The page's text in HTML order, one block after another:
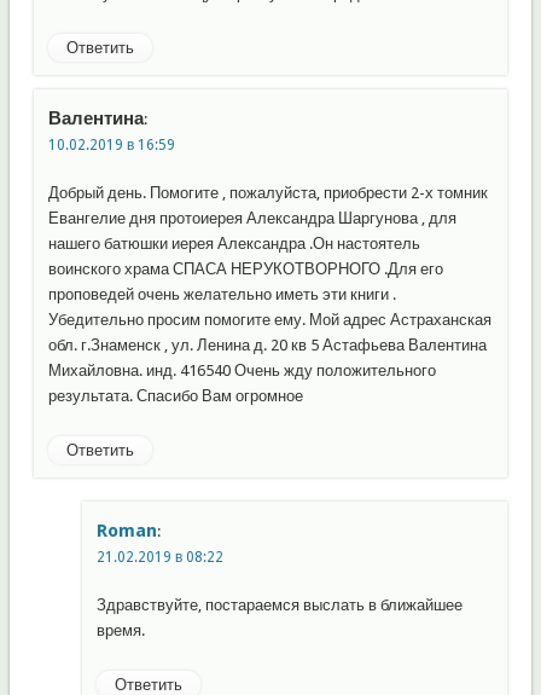
Ответить
Валентина:
10.02.2019 в 16:59
Добрый день. Помогите , пожалуйста, приобрести 2-х томник
Евангелие дня протоиерея Александра Шаргунова , для
нашего батюшки иерея Александра .Он настоятель
воинского храма СПАСА НЕРУКОТВОРНОГО .Для его
проповедей очень желательно иметь эти книги .
Убедительно просим помогите ему. Мой адрес Астраханская
обл. г.Знаменск , ул. Ленина д. 20 кв 5 Астафьева Валентина
Михайловна. инд. 416540 Очень жду положительного
результата. Спасибо Вам огромное
Ответить
Roman:
21.02.2019 в 08:22
Здравствуйте, постараемся выслать в ближайшее
время.
Ответить